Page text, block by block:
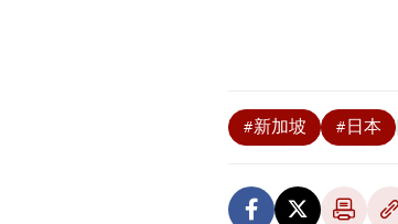
#新加坡 #日本